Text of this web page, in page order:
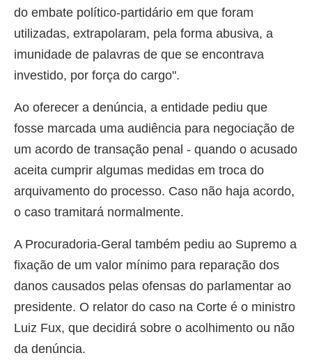
do embate político-partidário em que foram
utilizadas, extrapolaram, pela forma abusiva, a
imunidade de palavras de que se encontrava
investido, por força do cargo".
Ao oferecer a denúncia, a entidade pediu que
fosse marcada uma audiência para negociação de
um acordo de transação penal - quando o acusado
aceita cumprir algumas medidas em troca do
arquivamento do processo. Caso não haja acordo,
o caso tramitará normalmente.
A Procuradoria-Geral também pediu ao Supremo a
fixação de um valor mínimo para reparação dos
danos causados pelas ofensas do parlamentar ao
presidente. O relator do caso na Corte é o ministro
Luiz Fux, que decidirá sobre o acolhimento ou não
da denúncia.